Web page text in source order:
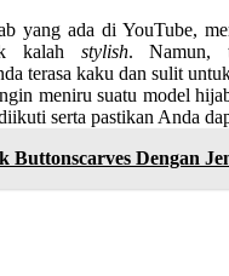
yang ada di YouTube,
kalah stylish. Namun,
terasa kaku dan sulit
meniru suatu model
serta pastikan Anda
Buttonscarves Dengan